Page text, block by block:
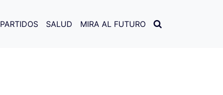
PARTIDOS SALUD MIRA AL FUTURO